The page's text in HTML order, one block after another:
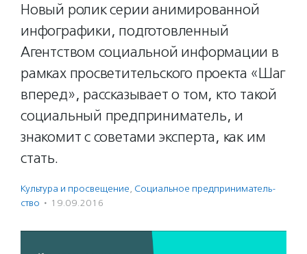
Новый ролик серии анимированной
инфографики, подготовленный
Агентством социальной информации в
рамках просветительского проекта «Шаг
вперед», рассказывает о том, кто такой
социальный предприниматель, и
знакомит с советами эксперта, как им
стать.
Культура и просвещение, Социальное предпри­нима­тель­
ство · 19.09.2016